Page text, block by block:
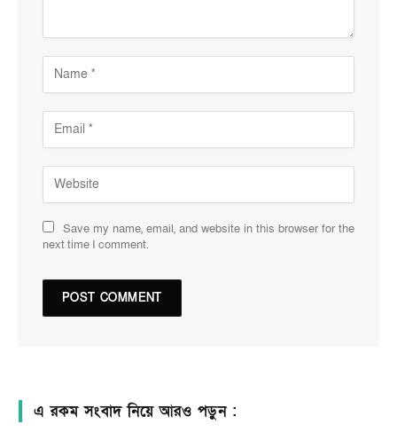
Save my name, email, and website in this browser for the
next time I comment.
এ রকম সংবাদ নিয়ে আরও পড়ুন :